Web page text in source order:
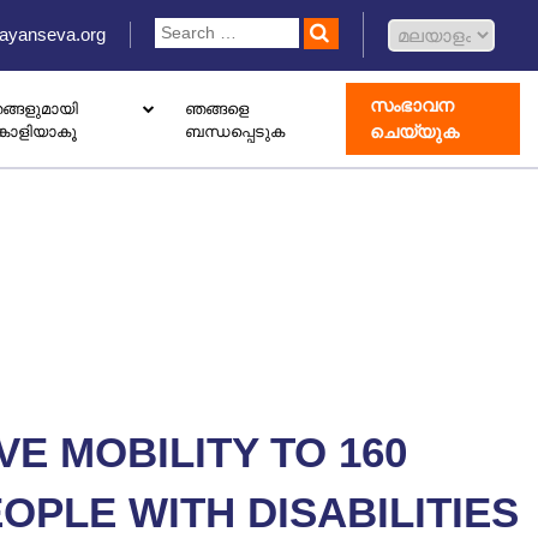
ഞങ്ങളെ
ബന്ധപ്പെടുക
സംഭാവന
ചെയ്യുക
MOBILITY TO 160
WITH DISABILITIES